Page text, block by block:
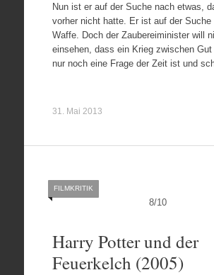
Nun ist er auf der Suche nach etwas,
vorher nicht hatte. Er ist auf der Suche
Waffe. Doch der Zaubereiminister will
einsehen, dass ein Krieg zwischen
nur noch eine Frage der Zeit ist und
31. Mai 2013
8/10
FILMKRITIK
Harry Potter und der
Feuerkelch (2005)